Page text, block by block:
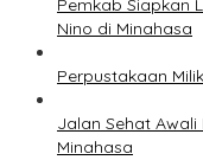
Pemkab Siapkan
Nino di Minahasa
Perpustakaan
Jalan Sehat Awali
Minahasa